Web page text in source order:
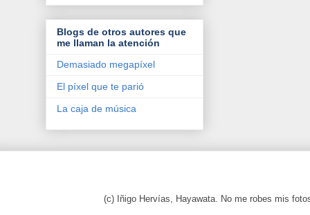
Blogs de otros autores que
me llaman la atención
Demasiado megapíxel
El píxel que te parió
La caja de música
(c) Iñigo Hervías, Hayawata. No me robes mis